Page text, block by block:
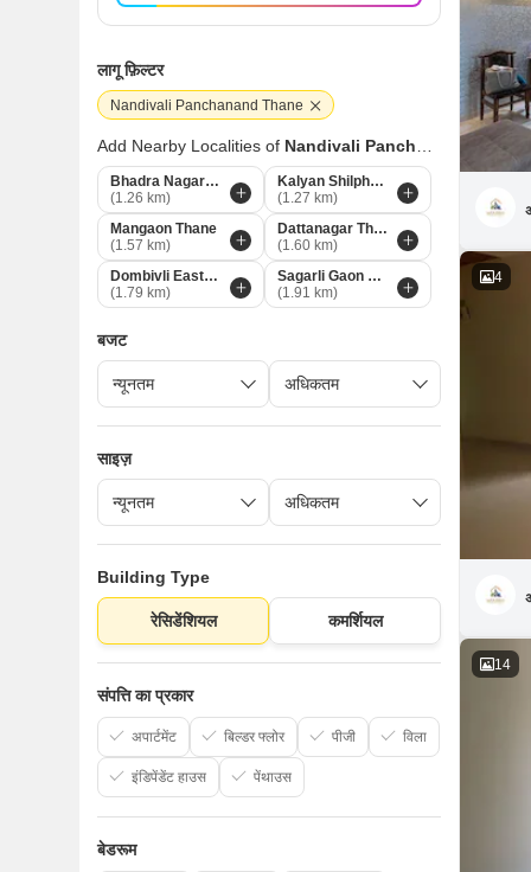
4
14
लागू फ़िल्टर
Nandivali Panchanand Thane
Add Nearby Localities of Nandivali Panchanand
Bhadra Nagar Thane
(1.26 km)
Kalyan Shilphata Road Thane
(1.27 km)
Mangaon Thane
(1.57 km)
Dattanagar Thane
(1.60 km)
Dombivli East Thane
(1.79 km)
Sagarli Gaon Thane
(1.91 km)
बजट
साइज़
Building Type
रेसिडेंशियल कमर्शियल
संपत्ति का प्रकार
अपार्टमेंट बिल्डर फ्लोर पीजी विला
इंडिपेंडेंट हाउस पेंथाउस
बेडरूम